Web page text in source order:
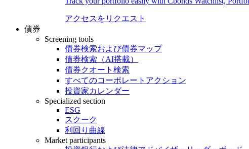
アクセスをリクエスト
債券
Screening tools
債券検索および債券マップ
債券検索（AI搭載）
債券クオート検索
すべてのコーポレートアクション
投資家カレンダー
Specialized section
ESG
スクーク
利回り曲線
Market participants